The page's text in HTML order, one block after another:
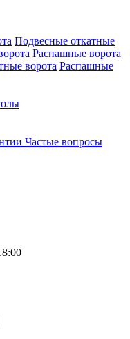
Подвесные откатные
Распашные ворота
ворота Распашные
Частые вопросы